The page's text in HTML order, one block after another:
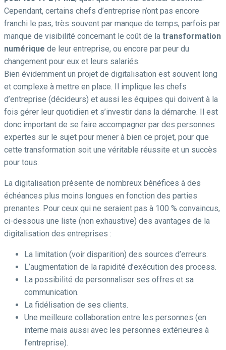
Cependant, certains chefs d’entreprise n’ont pas encore
franchi le pas, très souvent par manque de temps, parfois par
manque de visibilité concernant le coût de la transformation
numérique de leur entreprise, ou encore par peur du
changement pour eux et leurs salariés.
Bien évidemment un projet de digitalisation est souvent long
et complexe à mettre en place. Il implique les chefs
d’entreprise (décideurs) et aussi les équipes qui doivent à la
fois gérer leur quotidien et s’investir dans la démarche. Il est
donc important de se faire accompagner par des personnes
expertes sur le sujet pour mener à bien ce projet, pour que
cette transformation soit une véritable réussite et un succès
pour tous.
La digitalisation présente de nombreux bénéfices à des
échéances plus moins longues en fonction des parties
prenantes. Pour ceux qui ne seraient pas à 100 % convaincus,
ci-dessous une liste (non exhaustive) des avantages de la
digitalisation des entreprises :
La limitation (voir disparition) des sources d’erreurs.
L’augmentation de la rapidité d’exécution des process.
La possibilité de personnaliser ses offres et sa
communication.
La fidélisation de ses clients.
Une meilleure collaboration entre les personnes (en
interne mais aussi avec les personnes extérieures à
l’entreprise).